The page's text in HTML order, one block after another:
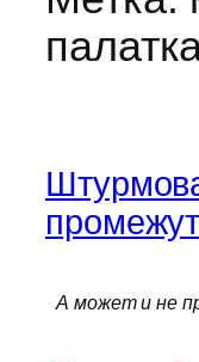
А может и не